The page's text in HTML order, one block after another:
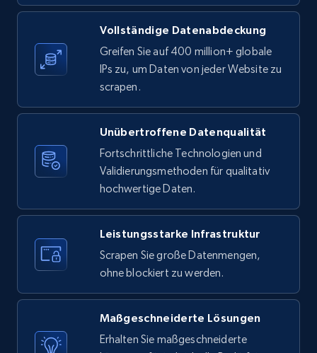
text, Date posted, and more.
11.3K+ 1.5K+ Gratis testen
X (formerly Twitter) - Posts
ID, User posted, Name, Description, Date
posted, Photos, URL, Quoted post, and more.
1.2K+ Gratis testen
X (formerly Twitter) - Posts - Collecting
Twitter posts URLs
ID, User posted, Name, Description, Date
posted, Photos, URL, Quoted post, and more.
Vollständige Datenabdeckung
Greifen Sie auf 400 million+ globale
IPs zu, um Daten von jeder Website zu
scrapen.
Unübertroffene Datenqualität
Fortschrittliche Technologien und
Validierungsmethoden für qualitativ
hochwertige Daten.
Leistungsstarke Infrastruktur
Scrapen Sie große Datenmengen,
ohne blockiert zu werden.
Maßgeschneiderte Lösungen
Erhalten Sie maßgeschneiderte